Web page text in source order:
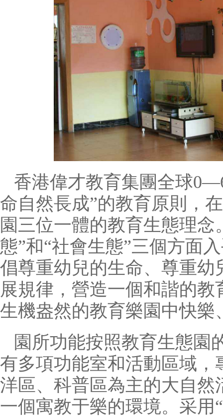
香港偉才教育集團全球
命自然長成”的教育原則，
園三位一體的教育生態理念
態”和“社會生態”三個方面
倡尊重幼兒的生命、尊重
展規律，營造一個和諧的
生機盎然的教育樂園中快樂
園所功能按照教育生態園
有多項功能室和活動區域
洋區、科普區為主的大自
一個寓教于樂的環境。采用